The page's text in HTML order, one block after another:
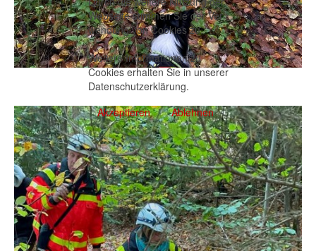
Webseite stimmen Sie der Ver-
wendung von Cookies zu.
Weitere Informationen zu
Cookies erhalten Sie in unserer
Datenschutzerklärung.
Akzeptieren
Ablehnen